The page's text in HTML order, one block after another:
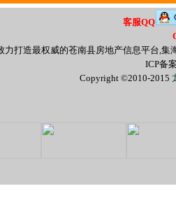
客服QQ
力打造最权威的苍南县房地产信息平台,
ICP备
Copyright ©2010-2015